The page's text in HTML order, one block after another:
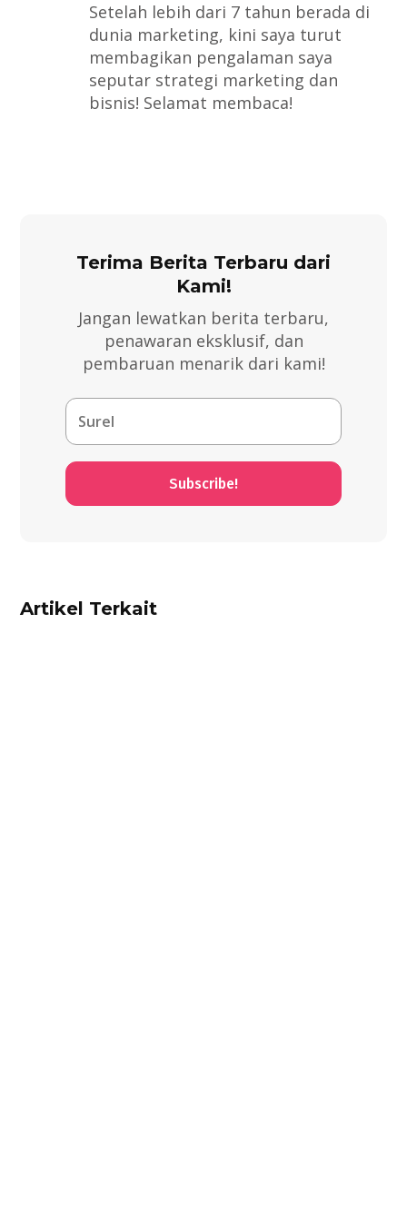
Setelah lebih dari 7 tahun berada di
dunia marketing, kini saya turut
membagikan pengalaman saya
seputar strategi marketing dan
bisnis! Selamat membaca!
Terima Berita Terbaru dari
Kami!
Jangan lewatkan berita terbaru,
penawaran eksklusif, dan
pembaruan menarik dari kami!
Subscribe!
Artikel Terkait